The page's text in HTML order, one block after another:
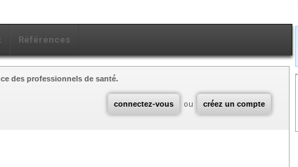
Références
connectez-vous ou créez un compte
des professionnels de santé.